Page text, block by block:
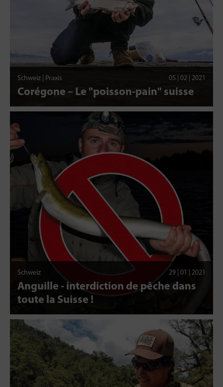
Schweiz | Praxis 05 | 02 | 2021
Corégone – Le "poisson-pain" suisse
Schweiz 29 | 01 | 2021
Anguille - interdiction de pêche dans
toute la Suisse !